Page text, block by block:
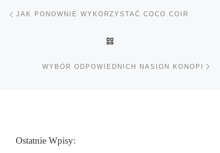
Nawigacja wpisu
JAK PONOWNIE WYKORZYSTAĆ COCO COIR
WYBÓR ODPOWIEDNICH NASION KONOPI
Ostatnie Wpisy: